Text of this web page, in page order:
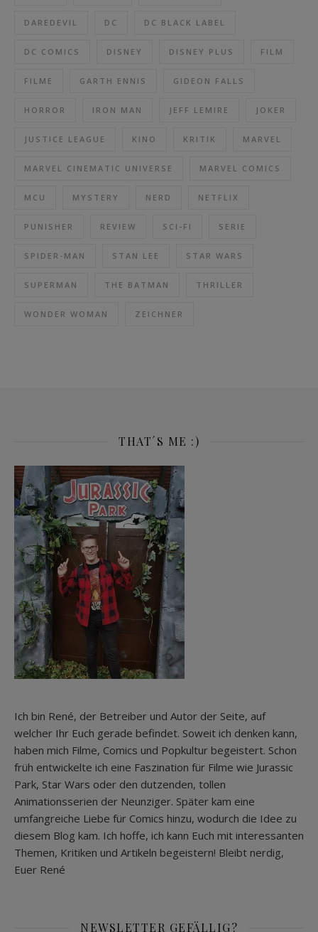
DAREDEVIL DC DC BLACK LABEL
DC COMICS DISNEY DISNEY PLUS FILM
FILME GARTH ENNIS GIDEON FALLS
HORROR IRON MAN JEFF LEMIRE JOKER
JUSTICE LEAGUE KINO KRITIK MARVEL
MARVEL CINEMATIC UNIVERSE MARVEL COMICS
MCU MYSTERY NERD NETFLIX
PUNISHER REVIEW SCI-FI SERIE
SPIDER-MAN STAN LEE STAR WARS
SUPERMAN THE BATMAN THRILLER
WONDER WOMAN ZEICHNER
THAT´S ME :)
Ich bin René, der Betreiber und Autor der Seite, auf
welcher Ihr Euch gerade befindet. Soweit ich denken kann,
haben mich Filme, Comics und Popkultur begeistert. Schon
früh entwickelte ich eine Faszination für Filme wie Jurassic
Park, Star Wars oder den dutzenden, tollen
Animationsserien der Neunziger. Später kam eine
umfangreiche Liebe für Comics hinzu, wodurch die Idee zu
diesem Blog kam. Ich hoffe, ich kann Euch mit interessanten
Themen, Kritiken und Artikeln begeistern! Bleibt nerdig,
Euer René
NEWSLETTER GEFÄLLIG?